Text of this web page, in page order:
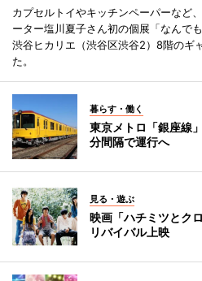
カプセルトイやキッチンペーパーなど
ーター塩川夏子さん初の個展「なんで
渋谷ヒカリエ（渋谷区渋谷2）8階のギ
た。
暮らす・働く
東京メトロ「銀座線
分間隔で運行へ
見る・遊ぶ
映画「ハチミツとク
リバイバル上映